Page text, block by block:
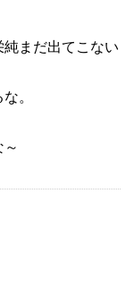
まだ出てこない
。